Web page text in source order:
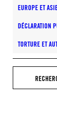
EUROPE ET
DÉCLARATION
TORTURE ET